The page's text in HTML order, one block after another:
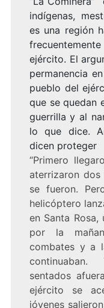
indígenas,
es una región
ejército. El
permanencia
pueblo del
que se quedan
guerrilla y al
lo que dice.
dicen proteger
“Primero
aterrizaron
se fueron.
helicóptero
en Santa
por la
combates y a
continuaban.
sentados
ejército se
jóvenes